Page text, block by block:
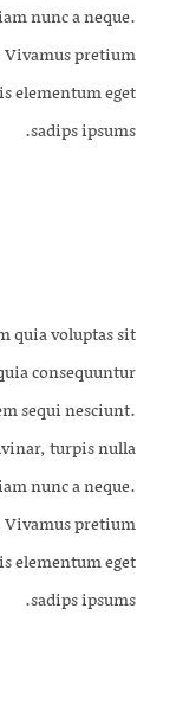
nunc a neque.
Vivamus pretium
elementum eget
sadips ipsums.
quia voluptas sit
consequuntur
sequi nesciunt.
turpis nulla
nunc a neque.
Vivamus pretium
elementum eget
sadips ipsums.